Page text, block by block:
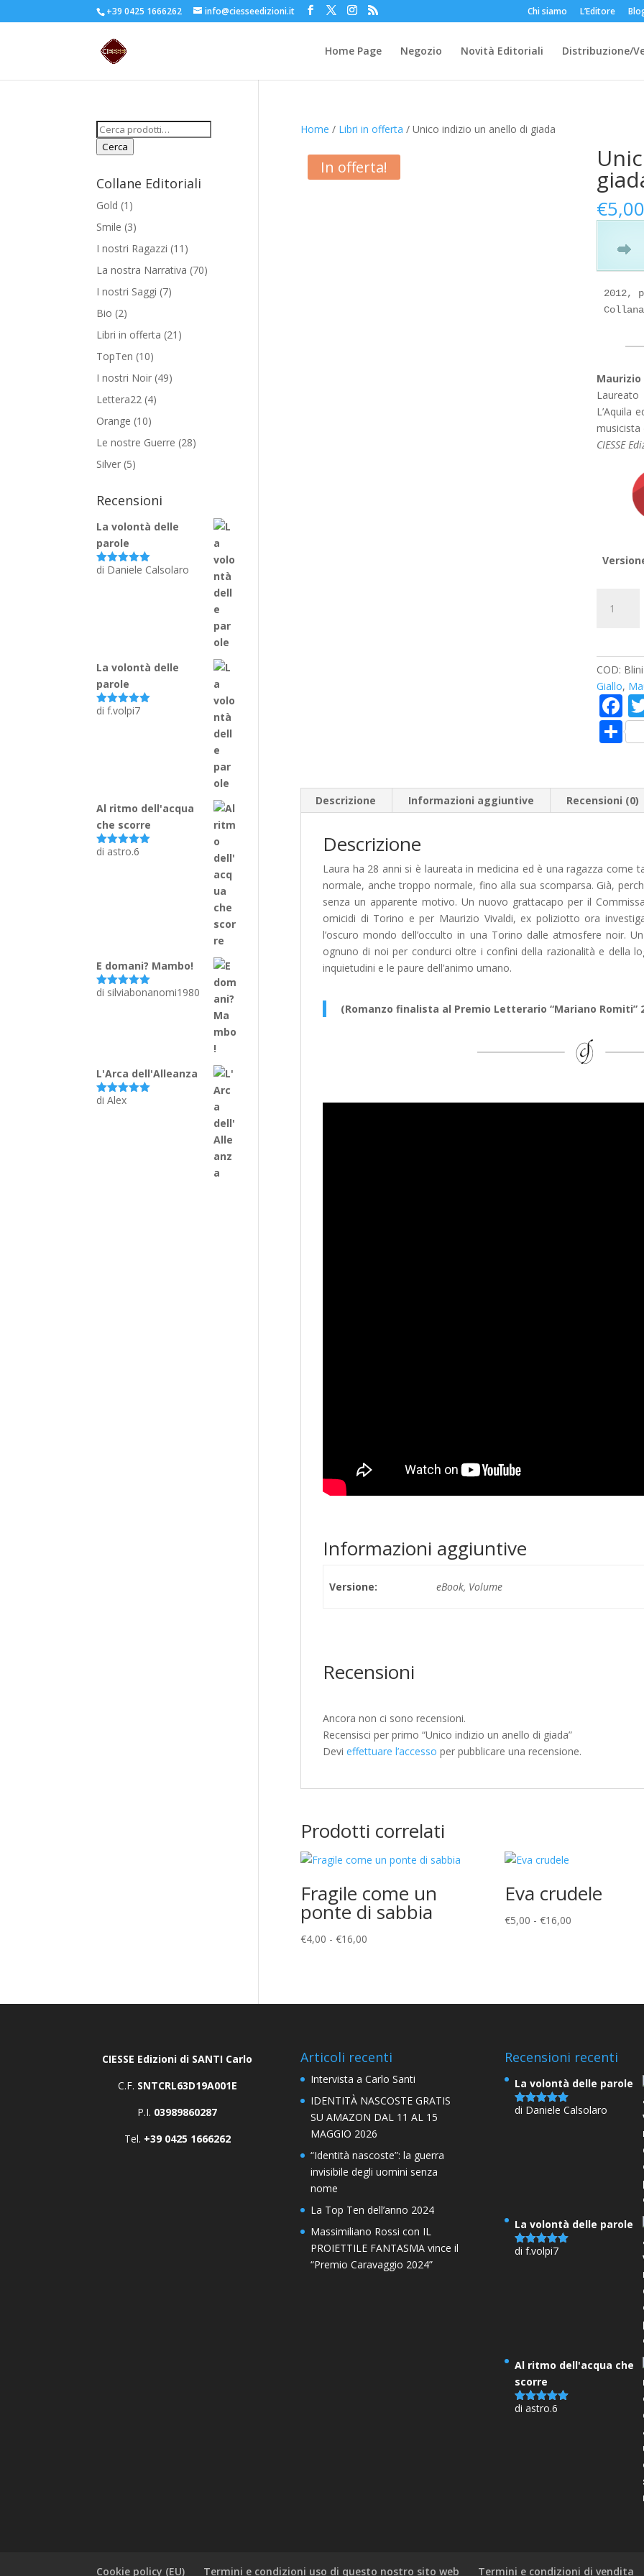
+39 0425 1666262 info@ciesseedizioni.it Chi siamo L’Editore
Home Page Negozio Novità Editoriali Distribuzione/
Home / Libri in offerta / Unico indizio un anello di giada
In offerta!
€5,00
2012,
Laureato
L’Aquila
musicista
CIESSE
indizio
giada
quantità
COD:
Giallo,
F
e
o
o
C
di
vi
Descrizione Informazioni aggiuntive Recensioni (0)
Descrizione
Laura ha 28 anni si è laureata in medicina ed è una ragazza come
normale, anche troppo normale, fino alla sua scomparsa. Già,
senza un apparente motivo. Un nuovo grattacapo per il
omicidi di Torino e per Maurizio Vivaldi, ex poliziotto ora
l’oscuro mondo dell’occulto in una Torino dalle atmosfere noir.
ognuno di noi per condurci oltre i confini della razionalità e della
inquietudini e le paure dell’animo umano.
(Romanzo finalista al Premio Letterario “Mariano Romiti”
Informazioni aggiuntive
Versione: eBook, Volume
Recensioni
Ancora non ci sono recensioni.
Recensisci per primo “Unico indizio un anello di giada”
Devi effettuare l’accesso per pubblicare una recensione.
Prodotti correlati
Fragile come un
ponte di sabbia
€4,00 - €16,00Fascia
€4,00
Eva crudele
€5,00 - €16,00Fascia
a
Cerca:
Cerca
Collane Editoriali
Gold (1)
Smile (3)
I nostri Ragazzi (11)
La nostra Narrativa (70)
I nostri Saggi (7)
Bio (2)
Libri in offerta (21)
TopTen (10)
I nostri Noir (49)
Lettera22 (4)
Orange (10)
Le nostre Guerre (28)
Silver (5)
Recensioni
La volontà delle
parole
Valutato5
di Daniele Calsolaro
La volontà delle
parole
Valutato 5
di f.volpi7
Al ritmo dell'acqua
che scorre
Valutato5
di astro.6
E domani? Mambo!
Valutato5
di silviabonanomi1980
L'Arca dell'Alleanza
Valutato
di Alex
CIESSE Edizioni di SANTI Carlo
C.F. SNTCRL63D19A001E
P.I. 03989860287
Tel. +39 0425 1666262
Articoli recenti
Intervista a Carlo Santi
IDENTITÀ NASCOSTE GRATIS
SU AMAZON DAL 11 AL 15
MAGGIO 2026
“Identità nascoste”: la guerra
invisibile degli uomini senza
nome
La Top Ten dell’anno 2024
Massimiliano Rossi con IL
PROIETTILE FANTASMA vince il
“Premio Caravaggio 2024”
Recensioni recenti
La volontà delle parole
Valutato 5
di Daniele Calsolaro
La volontà delle parole
Valutato 5
di f.volpi7
Al ritmo dell'acqua che
scorre
Valutato5
di astro.6
Cookie policy (EU) Termini e condizioni uso di questo nostro sito web Termini e condizioni di vendita